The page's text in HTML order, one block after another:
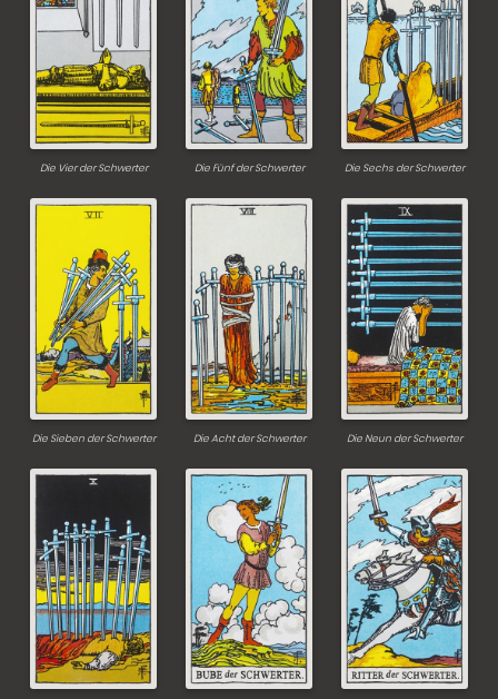
Die Vier der Schwerter Die Fünf der Schwerter Die Sechs der Schwerter
Die Sieben der Schwerter Die Acht der Schwerter Die Neun der Schwerter